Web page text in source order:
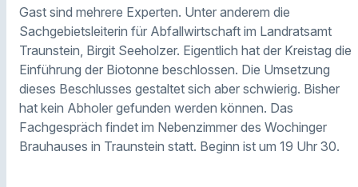
Gast sind mehrere Experten. Unter anderem die
Sachgebietsleiterin für Abfallwirtschaft im Landratsamt
Traunstein, Birgit Seeholzer. Eigentlich hat der Kreistag die
Einführung der Biotonne beschlossen. Die Umsetzung
dieses Beschlusses gestaltet sich aber schwierig. Bisher
hat kein Abholer gefunden werden können. Das
Fachgespräch findet im Nebenzimmer des Wochinger
Brauhauses in Traunstein statt. Beginn ist um 19 Uhr 30.